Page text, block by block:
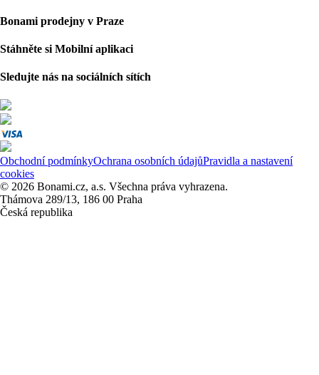
Bonami prodejny v Praze
Stáhněte si Mobilní aplikaci
Sledujte nás na sociálních sítích
Obchodní podmínkyOchrana osobních údajůPravidla a nastavení
cookies
© 2026 Bonami.cz, a.s. Všechna práva vyhrazena.
Thámova 289/13, 186 00 Praha
Česká republika